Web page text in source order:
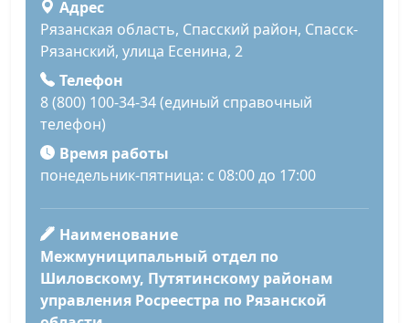
Адрес
Рязанская область, Спасский район, Спасск-
Рязанский, улица Есенина, 2
Телефон
8 (800) 100-34-34 (единый справочный
телефон)
Время работы
понедельник-пятница: с 08:00 до 17:00
Наименование
Межмуниципальный отдел по
Шиловскому, Путятинскому районам
управления Росреестра по Рязанской